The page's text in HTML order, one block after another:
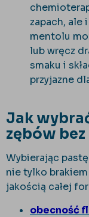
zapach, ale
mentolu
lub wręcz
smaku i
przyjazne
Jak
zębów
Wybierając
nie tylko
jakością całej
obecność